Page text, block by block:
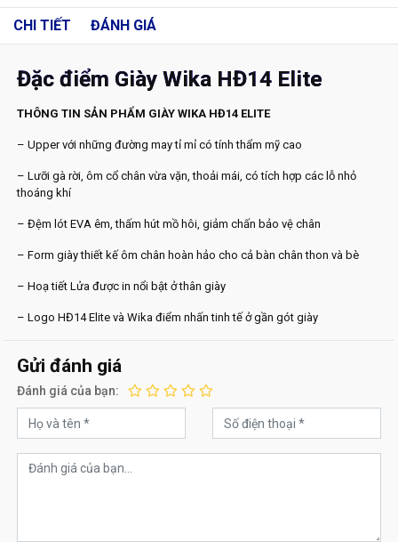
CHI TIẾT ĐÁNH GIÁ
Đặc điểm Giày Wika HĐ14 Elite
THÔNG TIN SẢN PHẨM GIÀY WIKA HĐ14 ELITE
– Upper với những đường may tỉ mỉ có tính thẩm mỹ cao
– Lưỡi gà rời, ôm cổ chân vừa vặn, thoải mái, có tích hợp các lỗ nhỏ
thoáng khí
– Đệm lót EVA êm, thấm hút mồ hôi, giảm chấn bảo vệ chân
– Form giày thiết kế ôm chân hoàn hảo cho cả bàn chân thon và bè
– Hoạ tiết Lửa được in nổi bật ở thân giày
– Logo HĐ14 Elite và Wika điểm nhấn tinh tế ở gần gót giày
Gửi đánh giá
Đánh giá của bạn: